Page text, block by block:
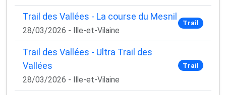
Trail des Vallées - La course du Mesnil
28/03/2026 - Ille-et-Vilaine
Trail
Trail des Vallées - Ultra Trail des
Vallées
28/03/2026 - Ille-et-Vilaine
Trail